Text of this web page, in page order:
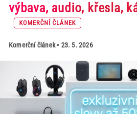
výbava, audio, křesla,
KOMERČNÍ ČLÁNEK
Komerční článek• 23. 5. 2026